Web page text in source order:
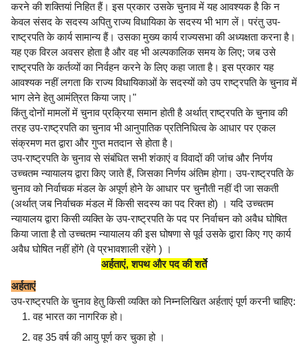
करने की शक्तियां निहित हैं। इस प्रकार उसके चुनाव में यह आवश्यक है कि न
केवल संसद के सदस्य अपितु राज्य विधायिका के सदस्य भी भाग लें। परंतु उप-
राष्ट्रपति के कार्य सामान्य हैं। उसका मुख्य कार्य राज्यसभा की अध्यक्षता करना है।
यह एक विरल अवसर होता है और वह भी अल्पकालिक समय के लिए; जब उसे
राष्ट्रपति के कर्तव्यों का निर्वहन करने के लिए कहा जाता है। इस प्रकार यह
आवश्यक नहीं लगता कि राज्य विधायिकाओं के सदस्यों को उप राष्ट्रपति के चुनाव में
भाग लेने हेतु आमंत्रित किया जाए।"
किंतु दोनों मामलों में चुनाव प्रक्रिया समान होती है अर्थात् राष्ट्रपति के चुनाव की
तरह उप-राष्ट्रपति का चुनाव भी आनुपातिक प्रतिनिधित्व के आधार पर एकल
संक्रमण मत द्वारा और गुप्त मतदान से होता है।
उप-राष्ट्रपति के चुनाव से संबंधित सभी शंकाएं व विवादों की जांच और निर्णय
उच्चतम न्यायालय द्वारा किए जाते हैं, जिसका निर्णय अंतिम होगा। उप-राष्ट्रपति के
चुनाव को निर्वाचक मंडल के अपूर्ण होने के आधार पर चुनौती नहीं दी जा सकती
(अर्थात् जब निर्वाचक मंडल में किसी सदस्य का पद रिक्त हो) । यदि उच्चतम
न्यायालय द्वारा किसी व्यक्ति के उप-राष्ट्रपति के पद पर निर्वाचन को अवैध घोषित
किया जाता है तो उच्चतम न्यायालय की इस घोषणा से पूर्व उसके द्वारा किए गए कार्य
अवैध घोषित नहीं होंगे (वे प्रभावशाली रहेंगे ) ।
अर्हताएं, शपथ और पद की शर्ते
अर्हताएं
उप-राष्ट्रपति के चुनाव हेतु किसी व्यक्ति को निम्नलिखित अर्हताएं पूर्ण करनी चाहिए:
वह भारत का नागरिक हो।
वह 35 वर्ष की आयु पूर्ण कर चुका हो ।